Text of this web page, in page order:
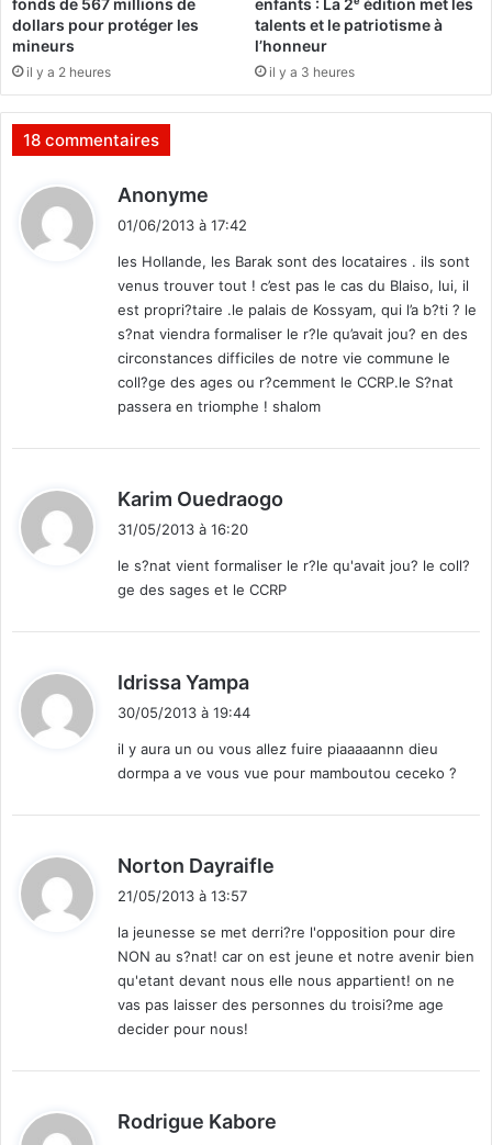
u
i
n
u
fonds de 567 millions de
dollars pour protéger les
mineurs
il y a 2 heures
enfants : La 2ᵉ édition met les
talents et le patriotisme à
l’honneur
il y a 3 heures
18 commentaires
Anonyme
:
01/06/2013 à 17:42
les Hollande, les Barak sont des locataires . ils sont
venus trouver tout ! c’est pas le cas du Blaiso, lui, il
est propri?taire .le palais de Kossyam, qui l’a b?ti ? le
s?nat viendra formaliser le r?le qu’avait jou? en des
circonstances difficiles de notre vie commune le
coll?ge des ages ou r?cemment le CCRP.le S?nat
passera en triomphe ! shalom
Karim Ouedraogo
:
31/05/2013 à 16:20
le s?nat vient formaliser le r?le qu'avait jou? le coll?
ge des sages et le CCRP
Idrissa Yampa
:
30/05/2013 à 19:44
il y aura un ou vous allez fuire piaaaaannn dieu
dormpa a ve vous vue pour mamboutou ceceko ?
Norton Dayraifle
:
21/05/2013 à 13:57
la jeunesse se met derri?re l'opposition pour dire
NON au s?nat! car on est jeune et notre avenir bien
qu'etant devant nous elle nous appartient! on ne
vas pas laisser des personnes du troisi?me age
decider pour nous!
Rodrigue Kabore